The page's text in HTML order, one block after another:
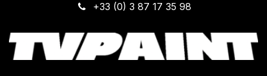
+33 (0) 3 87 17 35 98